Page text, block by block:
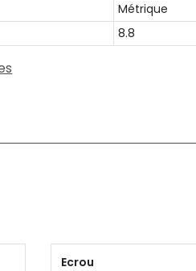
Métrique
8.8
Ecrou